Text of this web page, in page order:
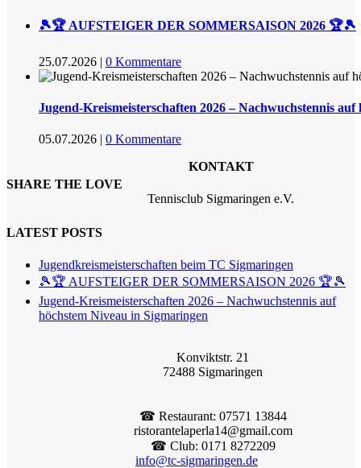
🎾🏆 AUFSTEIGER DER SOMMERSAISON 2026 🏆🎾
25.07.2026 | 0 Kommentare
Jugend-Kreismeisterschaften 2026 – Nachwuchstennis
05.07.2026 0 Kommentare
SHARE THE LOVE
LATEST POSTS
Jugendkreismeisterschaften beim TC Sigmaringen
🎾🏆 AUFSTEIGER DER SOMMERSAISON 2026 🏆🎾
Jugend-Kreismeisterschaften 2026 – Nachwuchstennis auf
höchstem Niveau in Sigmaringen
KONTAKT
Tennisclub Sigmaringen e.V.
Konviktstr. 21
72488 Sigmaringen
☎︎ Restaurant: 07571 13844
ristorantelaperla14@gmail.com
☎︎ Club: 0171 8272209
info@tc-sigmaringen.de